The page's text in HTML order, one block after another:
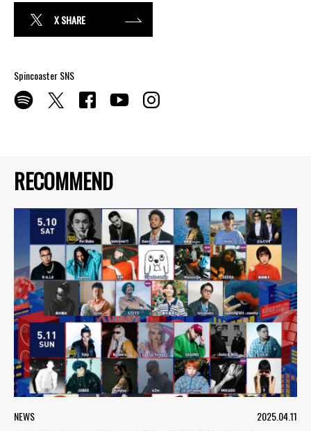
RECOMMEND
NEWS 2025.04.11
X SHARE
Spincoaster SNS